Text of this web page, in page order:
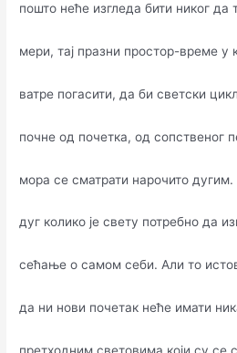
пошто неће изгледа бити никог да
мери, тај празни простор-време у
ватре погасити, да би светски
почне од почетка, од сопственог
мора се сматрати нарочито дугим.
дуг колико је свету потребно да
сећање о самом себи. Али то
да ни нови почетак неће имати